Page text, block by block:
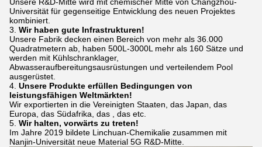
Universität für gegenseitige Entwicklung des neuen Projektes
kombiniert.
3. Wir haben gute Infrastrukturen!
Unsere Fabrik decken einen Bereich von mehr als 36.000
Quadratmetern ab, haben 500L-3000L mehr als 160 Sätze und
werden mit Kühlschranklager,
Abwasseraufbereitungsausrüstungen und verteilendem Pool
ausgerüstet.
4. Unsere Produkte erfüllen Bedingungen von
leistungsfähigen Weltmärkten!
Wir exportierten in die Vereinigten Staaten, das Japan, das
Europa, das Südafrika, das , das etc.
5. Wir halten, vorwärts zu treten!
Im Jahre 2019 bildete Linchuan-Chemikalie zusammen mit
Nanjin-Universität neue Material 5G R&D-Mitte.